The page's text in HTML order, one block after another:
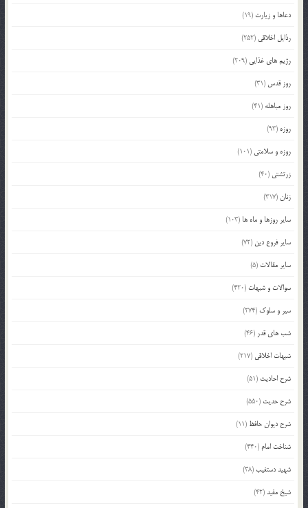
دعاها و زیارت (19)
رذایل اخلاقی (252)
رژیم های غذایی (209)
روز قدس (31)
روز مباهله (41)
روزه (93)
روزه و سلامتی (101)
زرتشتی (40)
زنان(317)
سایر روزها و ماه ها (103)
سایر فروع دین (72)
سایر مقالات (5)
سوالات و شبهات (420)
سیر و سلوک (274)
شب های قدر (46)
شبهات اخلاقی (217)
شرح احادیث (51)
شرح حدیث (550)
شرح دیوان حافظ (11)
شناخت امام (440)
شهید دستغیب(38)
شیخ مفید(42)